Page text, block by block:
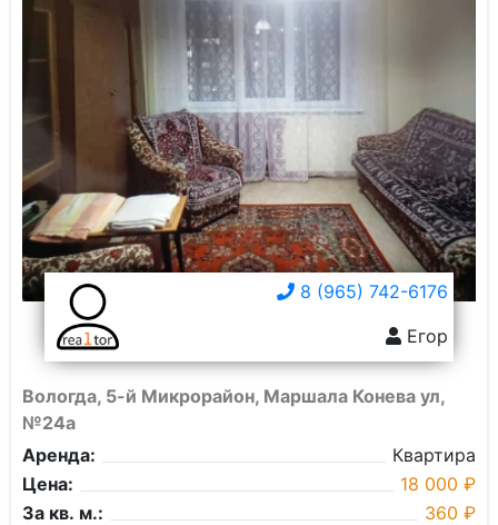
8 (965) 742-6176
Егор
Вологда, 5-й Микрорайон, Маршала Конева ул,
№24а
Аренда:
Квартира
Цена:
18 000 ₽
За кв. м.:
360 ₽